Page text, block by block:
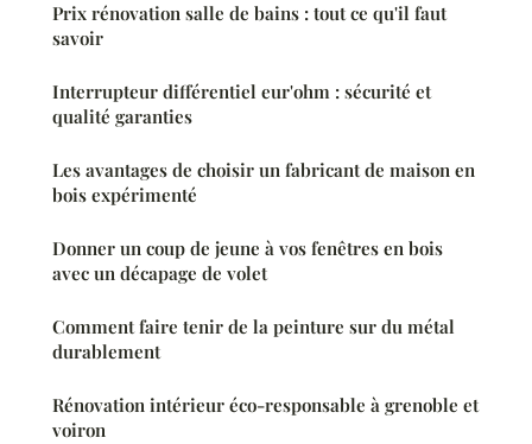
Prix rénovation salle de bains : tout ce qu'il faut
savoir
Interrupteur différentiel eur'ohm : sécurité et
qualité garanties
Les avantages de choisir un fabricant de maison en
bois expérimenté
Donner un coup de jeune à vos fenêtres en bois
avec un décapage de volet
Comment faire tenir de la peinture sur du métal
durablement
Rénovation intérieur éco-responsable à grenoble et
voiron